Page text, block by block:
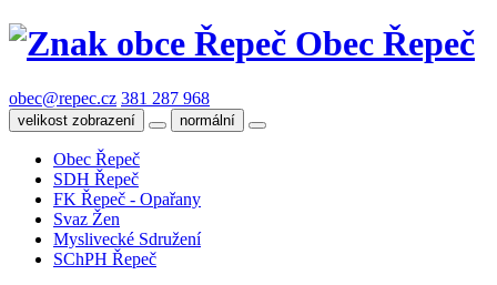
Obec Řepeč
obec@repec.cz 381 287 968
velikost zobrazení normální
Obec Řepeč
SDH Řepeč
FK Řepeč - Opařany
Svaz Žen
Myslivecké Sdružení
SChPH Řepeč